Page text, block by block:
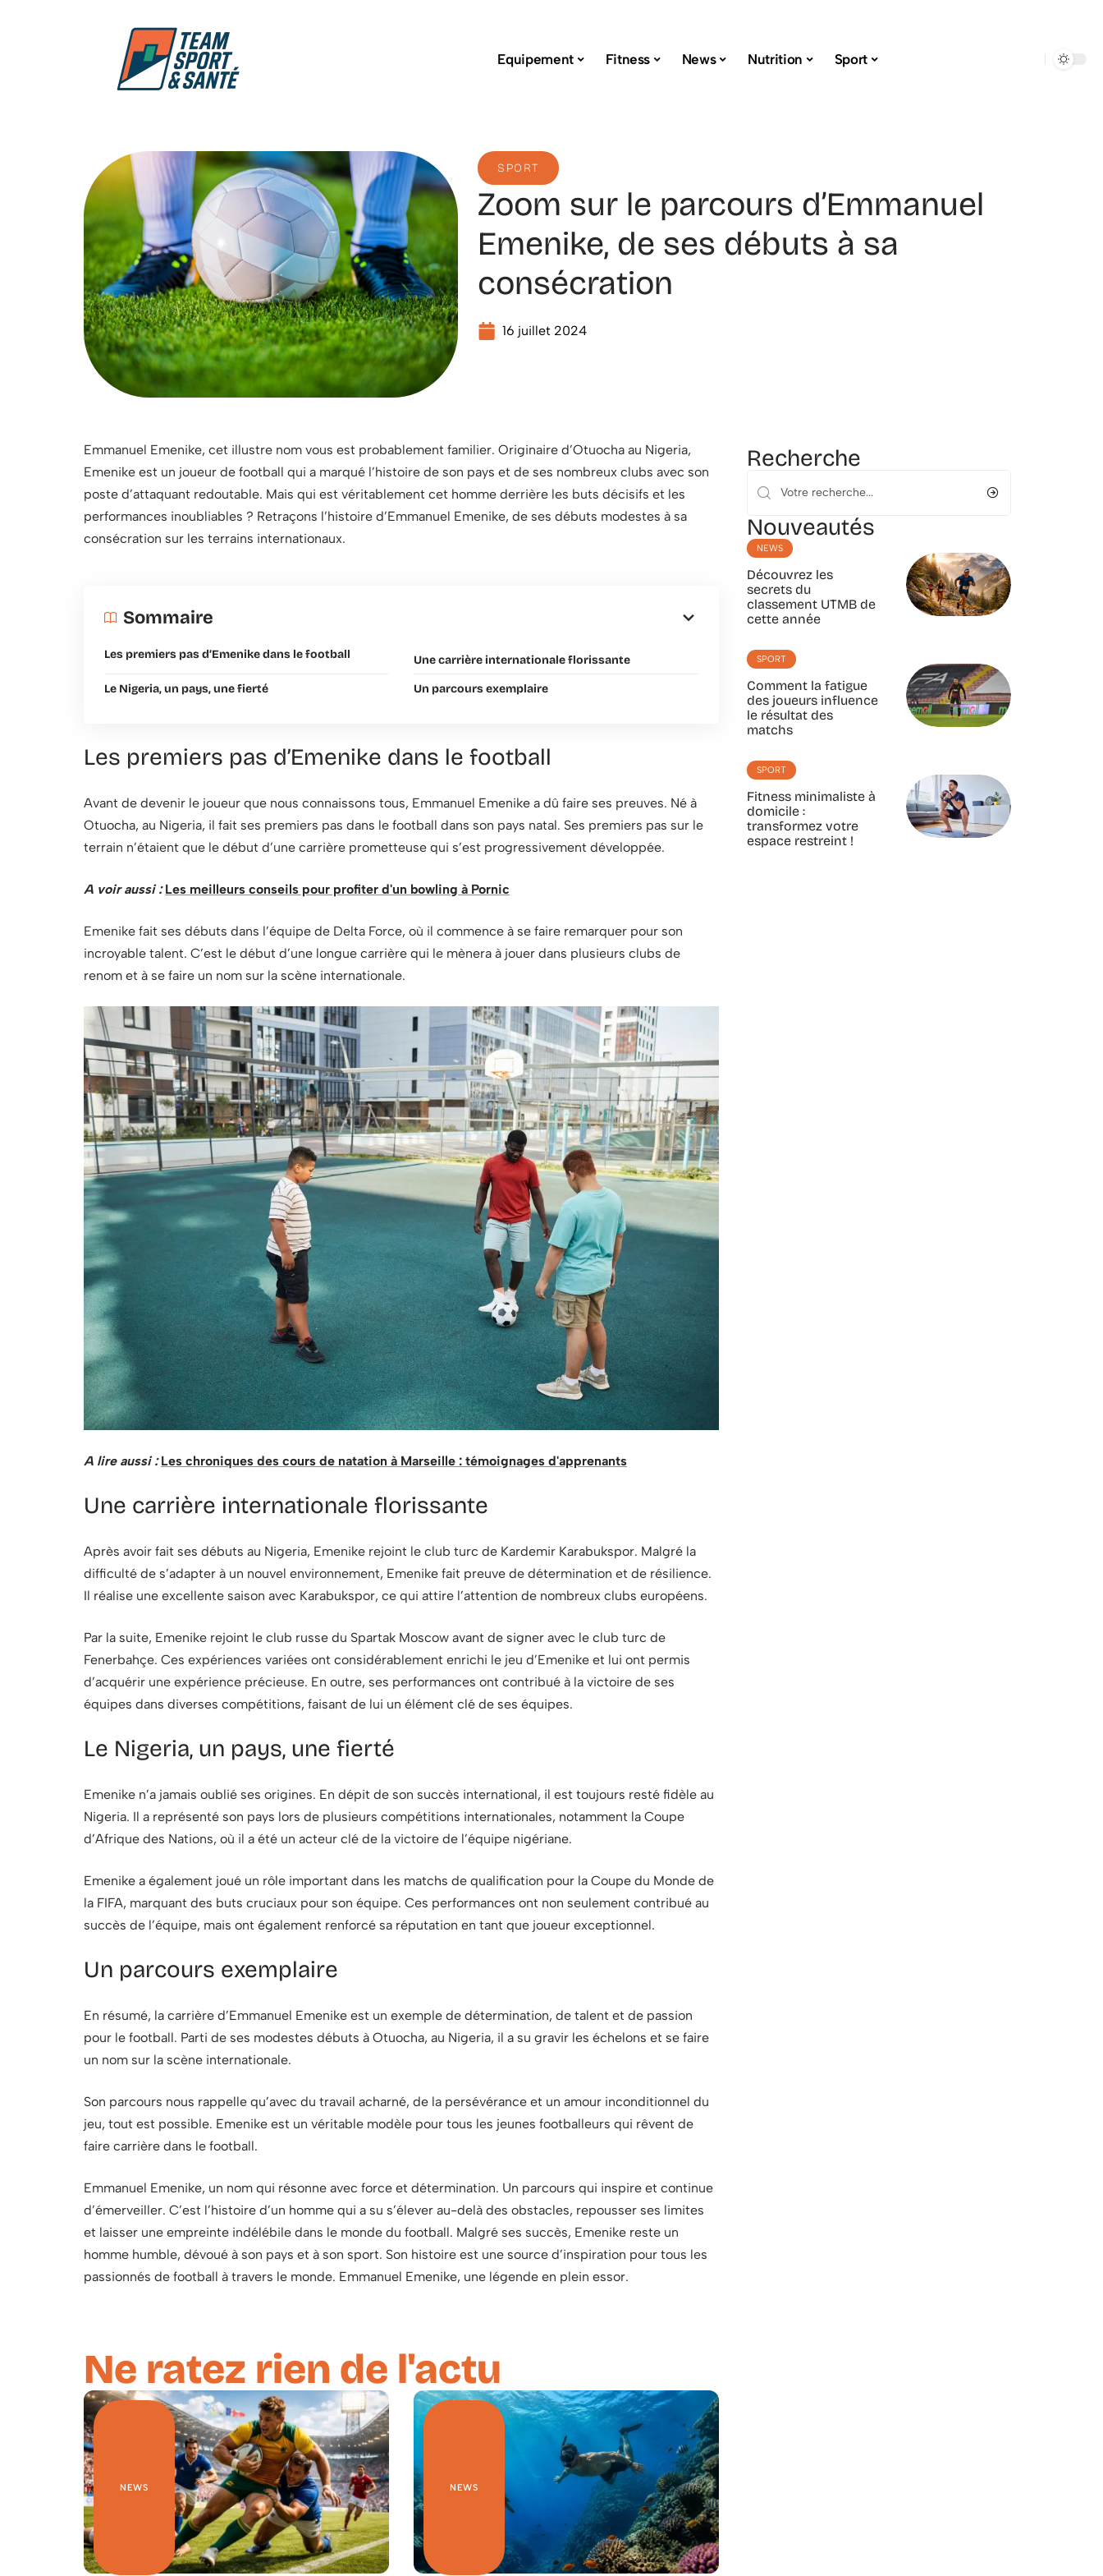
Equipement Fitness News Nutrition Sport
SPORT
Zoom sur le parcours d’Emmanuel
Emenike, de ses débuts à sa
consécration
16 juillet 2024
Emmanuel Emenike, cet illustre nom vous est probablement familier. Originaire d’Otuocha au Nigeria,
Emenike est un joueur de football qui a marqué l’histoire de son pays et de ses nombreux clubs avec son
poste d’attaquant redoutable. Mais qui est véritablement cet homme derrière les buts décisifs et les
performances inoubliables ? Retraçons l’histoire d’Emmanuel Emenike, de ses débuts modestes à sa
consécration sur les terrains internationaux.
Sommaire
Les premiers pas d’Emenike dans le football Une carrière internationale florissante
Le Nigeria, un pays, une fierté Un parcours exemplaire
Les premiers pas d’Emenike dans le football
Avant de devenir le joueur que nous connaissons tous, Emmanuel Emenike a dû faire ses preuves. Né à
Otuocha, au Nigeria, il fait ses premiers pas dans le football dans son pays natal. Ses premiers pas sur le
terrain n’étaient que le début d’une carrière prometteuse qui s’est progressivement développée.
A voir aussi : Les meilleurs conseils pour profiter d'un bowling à Pornic
Emenike fait ses débuts dans l’équipe de Delta Force, où il commence à se faire remarquer pour son
incroyable talent. C’est le début d’une longue carrière qui le mènera à jouer dans plusieurs clubs de
renom et à se faire un nom sur la scène internationale.
A lire aussi : Les chroniques des cours de natation à Marseille : témoignages d'apprenants
Une carrière internationale florissante
Après avoir fait ses débuts au Nigeria, Emenike rejoint le club turc de Kardemir Karabukspor. Malgré la
difficulté de s’adapter à un nouvel environnement, Emenike fait preuve de détermination et de résilience.
Il réalise une excellente saison avec Karabukspor, ce qui attire l’attention de nombreux clubs européens.
Par la suite, Emenike rejoint le club russe du Spartak Moscow avant de signer avec le club turc de
Fenerbahçe. Ces expériences variées ont considérablement enrichi le jeu d’Emenike et lui ont permis
d’acquérir une expérience précieuse. En outre, ses performances ont contribué à la victoire de ses
équipes dans diverses compétitions, faisant de lui un élément clé de ses équipes.
Le Nigeria, un pays, une fierté
Emenike n’a jamais oublié ses origines. En dépit de son succès international, il est toujours resté fidèle au
Nigeria. Il a représenté son pays lors de plusieurs compétitions internationales, notamment la Coupe
d’Afrique des Nations, où il a été un acteur clé de la victoire de l’équipe nigériane.
Emenike a également joué un rôle important dans les matchs de qualification pour la Coupe du Monde de
la FIFA, marquant des buts cruciaux pour son équipe. Ces performances ont non seulement contribué au
succès de l’équipe, mais ont également renforcé sa réputation en tant que joueur exceptionnel.
Un parcours exemplaire
En résumé, la carrière d’Emmanuel Emenike est un exemple de détermination, de talent et de passion
pour le football. Parti de ses modestes débuts à Otuocha, au Nigeria, il a su gravir les échelons et se faire
un nom sur la scène internationale.
Son parcours nous rappelle qu’avec du travail acharné, de la persévérance et un amour inconditionnel du
jeu, tout est possible. Emenike est un véritable modèle pour tous les jeunes footballeurs qui rêvent de
faire carrière dans le football.
Emmanuel Emenike, un nom qui résonne avec force et détermination. Un parcours qui inspire et continue
d’émerveiller. C’est l’histoire d’un homme qui a su s’élever au-delà des obstacles, repousser ses limites
et laisser une empreinte indélébile dans le monde du football. Malgré ses succès, Emenike reste un
homme humble, dévoué à son pays et à son sport. Son histoire est une source d’inspiration pour tous les
passionnés de football à travers le monde. Emmanuel Emenike, une légende en plein essor.
Ne ratez rien de l'actu
NEWS NEWS
Recherche
Nouveautés
NEWS
Découvrez les
secrets du
classement UTMB de
cette année
SPORT
Comment la fatigue
des joueurs influence
le résultat des
matchs
SPORT
Fitness minimaliste à
domicile :
transformez votre
espace restreint !